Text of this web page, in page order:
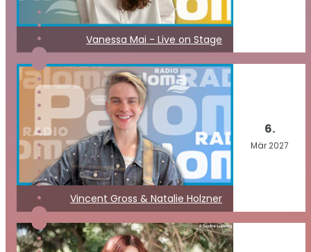
Vanessa Mai - Live on Stage
Vincent Gross & Natalie Holzner
6.
Mär 2027